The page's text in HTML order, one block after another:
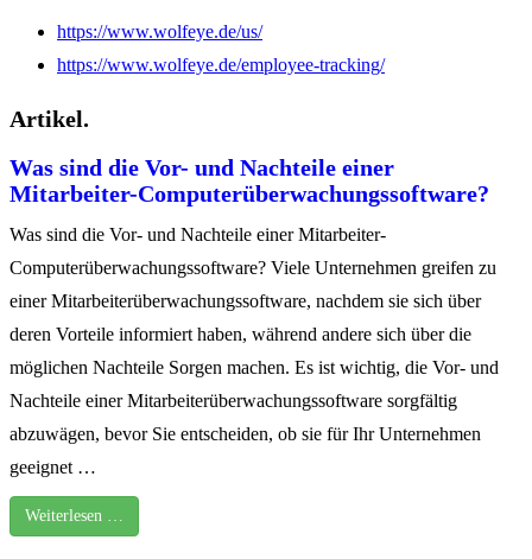
https://www.wolfeye.de/us/
https://www.wolfeye.de/employee-tracking/
Artikel.
Was sind die Vor- und Nachteile einer
Mitarbeiter-Computerüberwachungssoftware?
Was sind die Vor- und Nachteile einer Mitarbeiter-
Computerüberwachungssoftware? Viele Unternehmen greifen zu
einer Mitarbeiterüberwachungssoftware, nachdem sie sich über
deren Vorteile informiert haben, während andere sich über die
möglichen Nachteile Sorgen machen. Es ist wichtig, die Vor- und
Nachteile einer Mitarbeiterüberwachungssoftware sorgfältig
abzuwägen, bevor Sie entscheiden, ob sie für Ihr Unternehmen
geeignet …
Weiterlesen …